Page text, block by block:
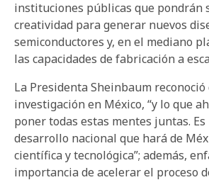
instituciones públicas que pondrán
creatividad para generar nuevos
semiconductores y, en el mediano
las capacidades de fabricación a
La Presidenta Sheinbaum reconoció
investigación en México, “y lo que
poner todas estas mentes juntas.
desarrollo nacional que hará de
científica y tecnológica”; además,
importancia de acelerar el proceso